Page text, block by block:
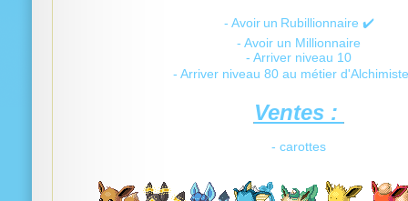
- Avoir un Rubillionnaire ✔️
- Avoir un Millionnaire
- Arriver niveau 10
- Arriver niveau 80 au métier
Ventes :
- carottes